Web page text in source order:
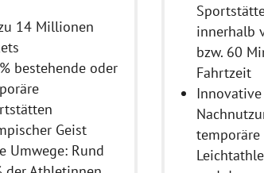
14 Millionen
bestehende oder
Geist
Umwege: Rund
innerhalb
bzw. 60
Fahrtzeit
Innovative
temporäre